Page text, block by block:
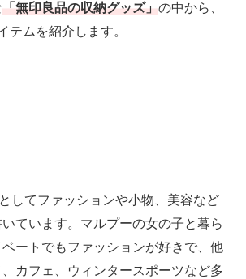
合サイト
・事例
用を支援
門サイト
門サイト
ディア
の最前線
「無印良品の収納グッズ」の中から、
テムを紹介します。
してファッションや小物、美容など
ています。マルプーの女の子と暮ら
ートでもファッションが好きで、他
カフェ、ウィンタースポーツなど多